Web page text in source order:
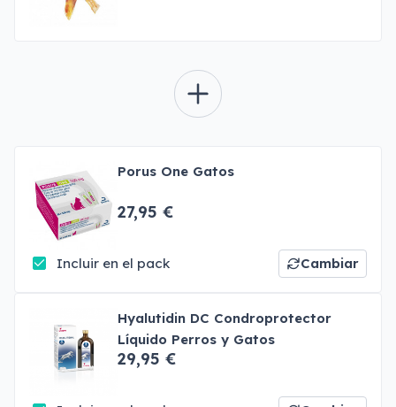
Porus One Gatos
27,95 €
Incluir en el pack Cambiar
Hyalutidin DC Condroprotector
Líquido Perros y Gatos
29,95 €